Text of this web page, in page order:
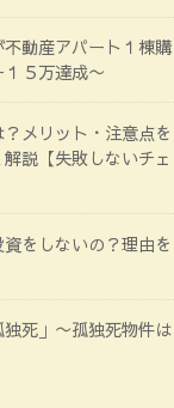
動産アパート１棟購
５万達成〜
メリット・注意点を
説【失敗しないチェ
をしないの？理由を
死」〜孤独死物件は